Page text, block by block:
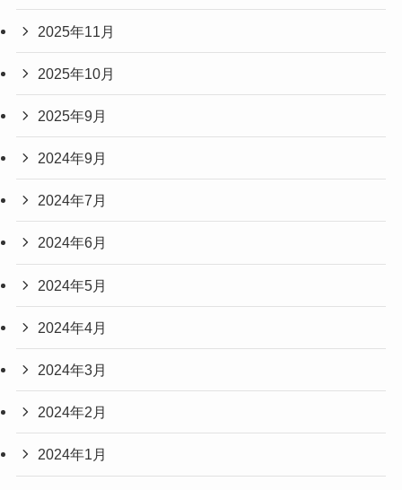
2025年11月
2025年10月
2025年9月
2024年9月
2024年7月
2024年6月
2024年5月
2024年4月
2024年3月
2024年2月
2024年1月